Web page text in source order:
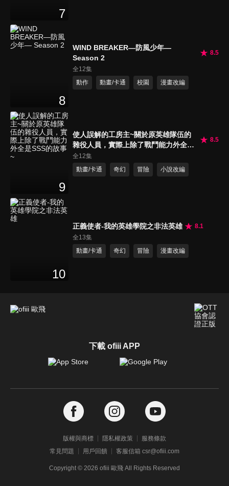
7
8
WIND BREAKER—防風少年—
Season 2
8.5
全12集
動作
動畫/卡通 校園 漫畫改編
9
使人誤解的工房主~關於原英雄隊伍的
雜役人員，實際上除了戰鬥能力外全是
SSS的故事~
8.5
全12集
動畫/卡通
奇幻 冒險 小說改編
10
正義使者-我的英雄學院之非法英雄
8.1
全13集
動畫/卡通
奇幻 冒險 漫畫改編
下載 ofiii APP
版權與商標 隱私權政策
服務條款
常見問題
用戶回饋 客服信箱 csr@ofiii.com
Copyright © 2026 ofiii 歐飛 All Rights Reserved